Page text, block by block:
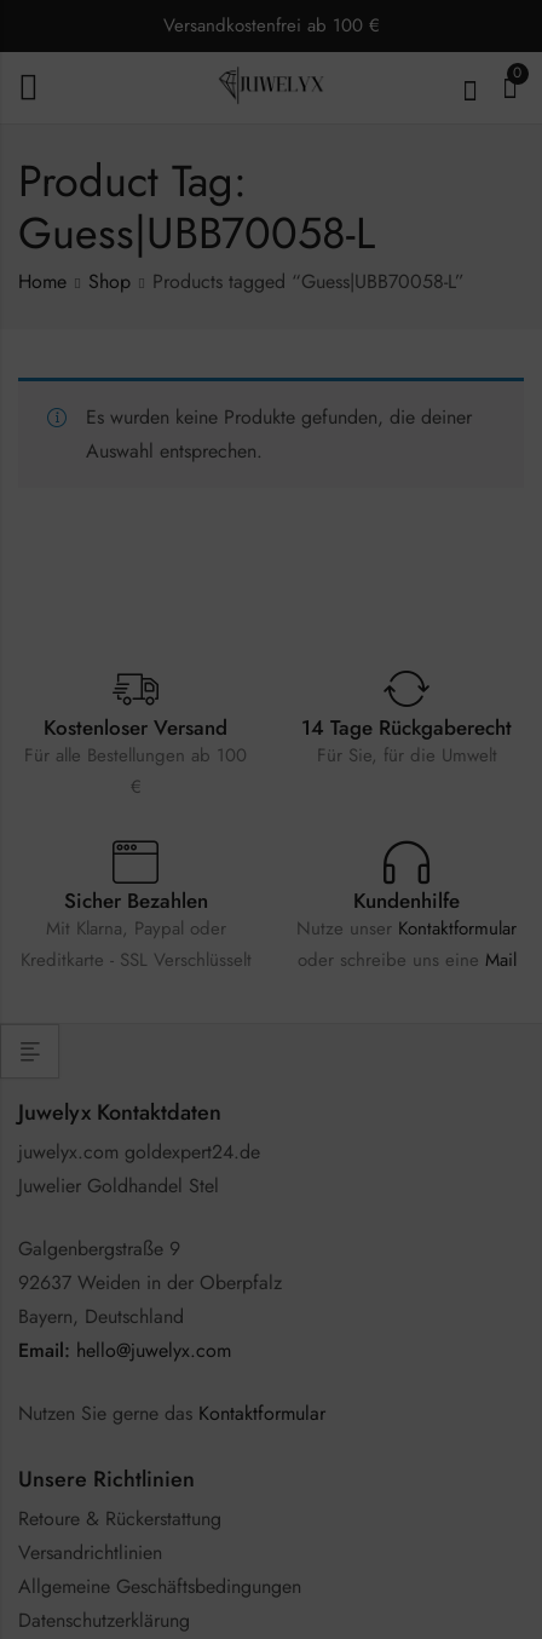
Versandkostenfrei ab 100 €
0
Product Tag:
Guess|UBB70058-L
Home Shop Products tagged “Guess|UBB70058-L”
Es wurden keine Produkte gefunden, die deiner
Auswahl entsprechen.
Kostenloser Versand
Für alle Bestellungen ab 100
€
14 Tage Rückgaberecht
Für Sie, für die Umwelt
Sicher Bezahlen
Mit Klarna, Paypal oder
Kreditkarte - SSL Verschlüsselt
Kundenhilfe
Nutze unser Kontaktformular
oder schreibe uns eine Mail
Juwelyx Kontaktdaten
juwelyx.com goldexpert24.de
Juwelier Goldhandel Stel
Galgenbergstraße 9
92637 Weiden in der Oberpfalz
Bayern, Deutschland
Email: hello@juwelyx.com
Nutzen Sie gerne das Kontaktformular
Unsere Richtlinien
Retoure & Rückerstattung
Versandrichtlinien
Allgemeine Geschäftsbedingungen
Datenschutzerklärung